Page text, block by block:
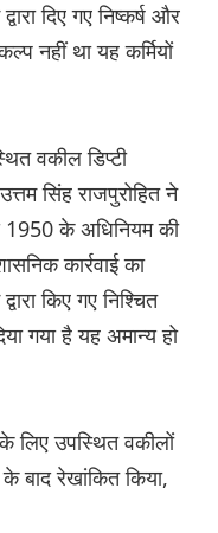
दिए गए निष्कर्ष और
नहीं था यह कर्मियों
वकील डिप्टी
सिंह राजपुरोहित ने
1950 के अधिनियम की
कार्रवाई का
किए गए निश्चित
गया है यह अमान्य हो
के लिए उपस्थित वकीलों
के बाद रेखांकित किया,